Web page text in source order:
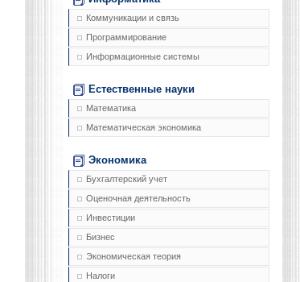
Коммуникации и связь
Программирование
Информационные системы
Естественные науки
Математика
Математическая экономика
Экономика
Бухгалтерский учет
Оценочная деятельность
Инвестиции
Бизнес
Экономическая теория
Налоги